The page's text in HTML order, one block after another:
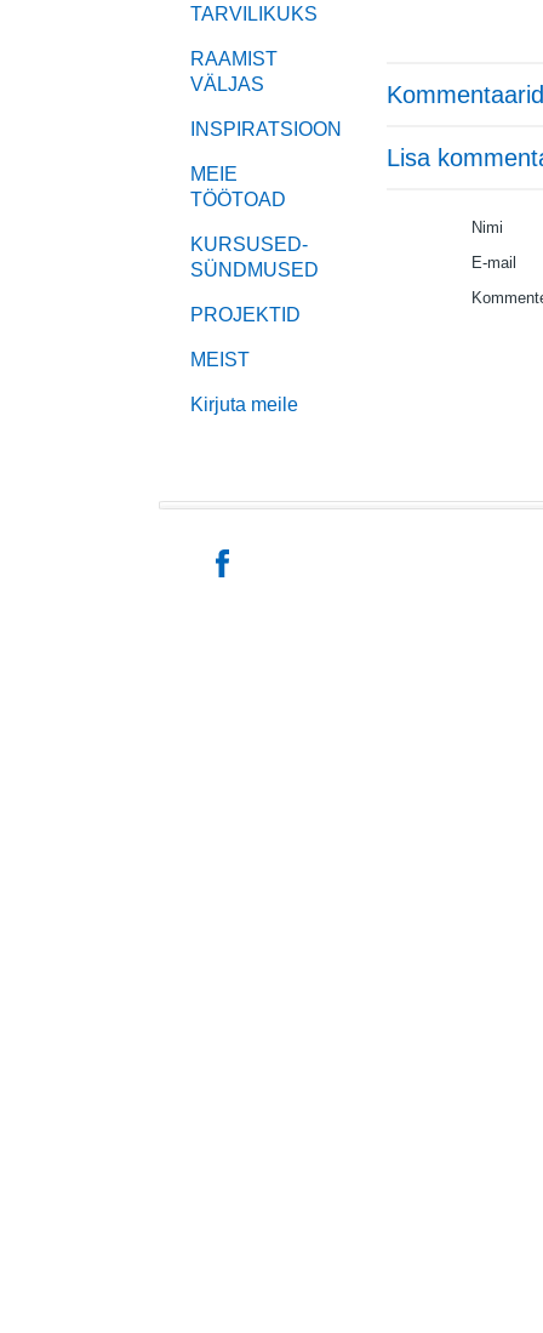
TARVILIKUKS
RAAMIST
VÄLJAS
INSPIRATSIOON
MEIE
TÖÖTOAD
KURSUSED-
SÜNDMUSED
PROJEKTID
MEIST
Kirjuta meile
Lisa
Nimi
E-mail